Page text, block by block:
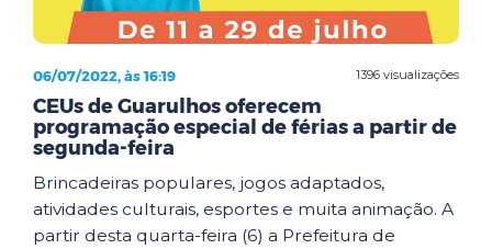
1396 visualizações
06/07/2022, às 16:19
CEUs de Guarulhos oferecem
programação especial de férias a partir de
segunda-feira
Brincadeiras populares, jogos adaptados,
atividades culturais, esportes e muita animação. A
partir desta quarta-feira (6) a Prefeitura de